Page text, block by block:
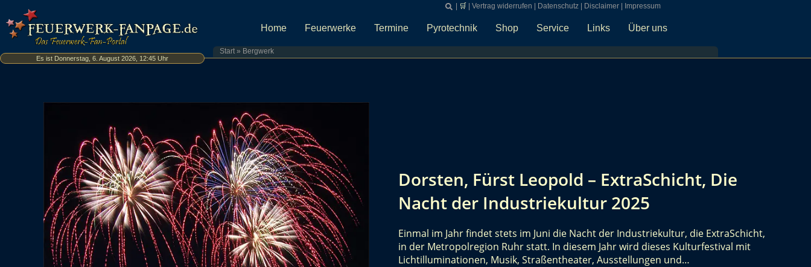
Es ist Donnerstag, 6. August 2026, 12:45 Uhr
🛒 |Vertrag widerrufen Datenschutz Disclaimer Impressum
Home Feuerwerke Termine Pyrotechnik Shop Service Links Über uns
Start» Bergwerk
Dorsten, Fürst Leopold – ExtraSchicht, Die
Nacht der Industriekultur 2025
Einmal im Jahr findet stets im Juni die Nacht der Industriekultur, die ExtraSchicht,
in der Metropolregion Ruhr statt. In diesem Jahr wird dieses Kulturfestival mit
Lichtilluminationen, Musik, Straßentheater, Ausstellungen und…